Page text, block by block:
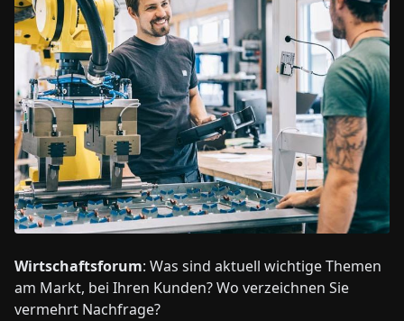
Wirtschaftsforum: Was sind aktuell wichtige Themen
am Markt, bei Ihren Kunden? Wo verzeichnen Sie
vermehrt Nachfrage?